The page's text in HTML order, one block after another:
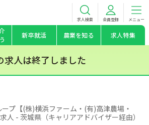
求人検索 会員登録 メニュー
新卒就活 農業を知る 求人特集
求人は終了しました
プ【(株)横浜ファーム・(有)高津農場・
人 - 茨城県（キャリアアドバイザー経由）